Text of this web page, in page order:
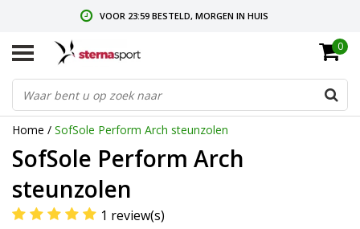
VOOR 23:59 BESTELD, MORGEN IN HUIS
GRATIS RETOURNEREN & RUILEN
0
Home / SofSole Perform Arch steunzolen
SofSole Perform Arch
steunzolen
1 review(s)